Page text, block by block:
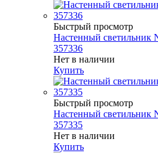
Быстрый просмотр
Настенный светильник
357336
Нет в наличии
Купить
Быстрый просмотр
Настенный светильник
357335
Нет в наличии
Купить